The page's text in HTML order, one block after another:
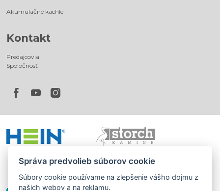
Akumulačné kachle
Kontakt
Predajcovia
Spoločnosť
Správa predvolieb súborov cookie
Súbory cookie používame na zlepšenie vášho dojmu z
našich webov a na reklamu.